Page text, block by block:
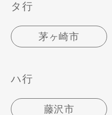
タ行
茅ヶ崎市
ハ行
藤沢市